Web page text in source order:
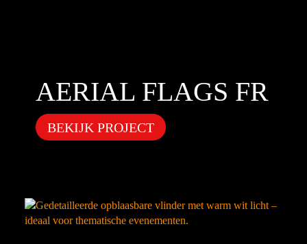
AERIAL FLAGS FR
BEKIJK PROJECT